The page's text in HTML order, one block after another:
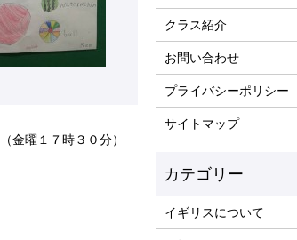
金曜１７時３０分）
クラス紹介
お問い合わせ
プライバシーポリシー
サイトマップ
イギリスについて